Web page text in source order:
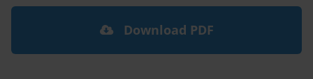
Download PDF